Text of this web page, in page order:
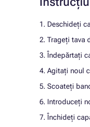
1. Deschideți
2. Trageți tava
3. Îndepărtați
4. Agitați noul
5. Scoateți
6. Introduceți
7. Închideți